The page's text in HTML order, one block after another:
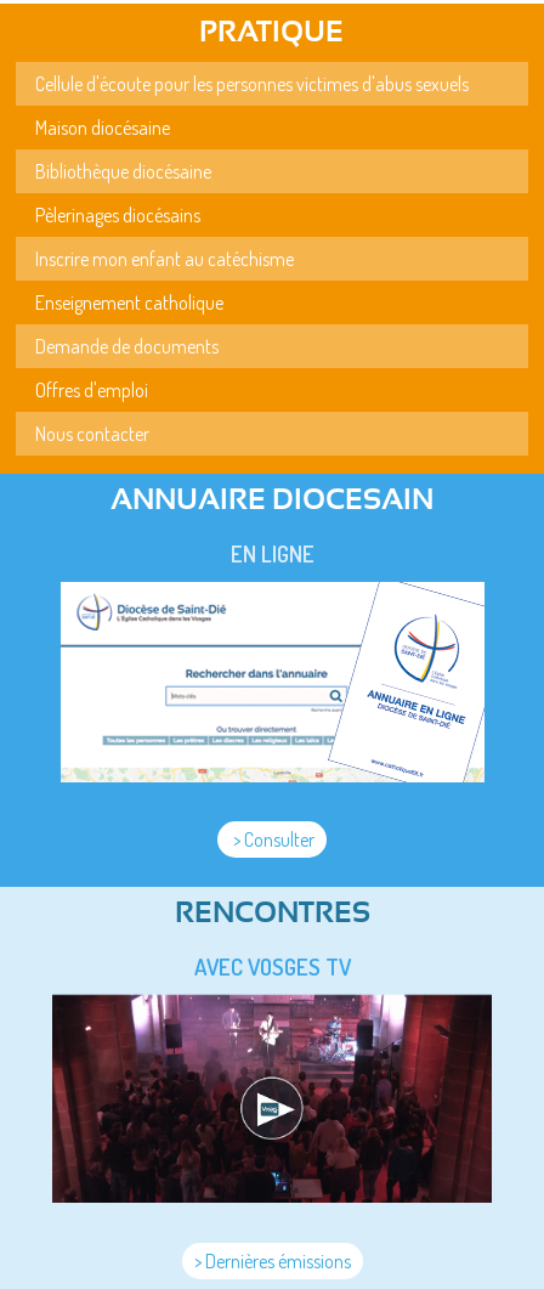
PRATIQUE
Cellule d'écoute pour les personnes victimes d'abus sexuels
Maison diocésaine
Bibliothèque diocésaine
Pèlerinages diocésains
Inscrire mon enfant au catéchisme
Enseignement catholique
Demande de documents
Offres d'emploi
Nous contacter
ANNUAIRE DIOCESAIN
EN LIGNE
> Consulter
RENCONTRES
AVEC VOSGES TV
> Dernières émissions